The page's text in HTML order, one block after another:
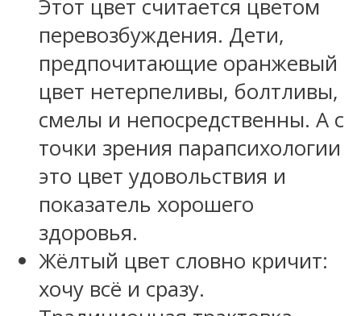
Этот цвет считается цветом
перевозбуждения. Дети,
предпочитающие оранжевый
цвет нетерпеливы, болтливы,
смелы и непосредственны. А с
точки зрения парапсихологии
это цвет удовольствия и
показатель хорошего
здоровья.
Жёлтый цвет словно кричит:
хочу всё и сразу.